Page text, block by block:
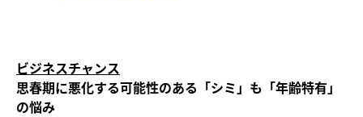
ビジネスチャンス
思春期に悪化する可能性のある「シミ」も「年齢特有」
の悩み